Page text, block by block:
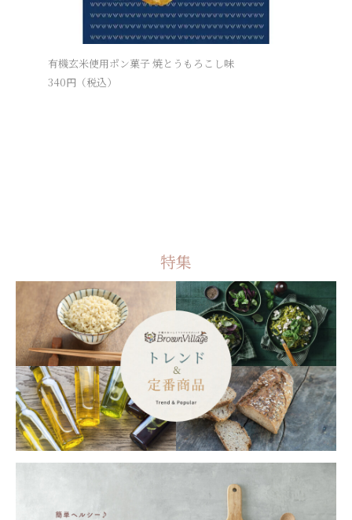
有機玄米使用ポン菓子 焼とうもろこし味
340円（税込）
特集